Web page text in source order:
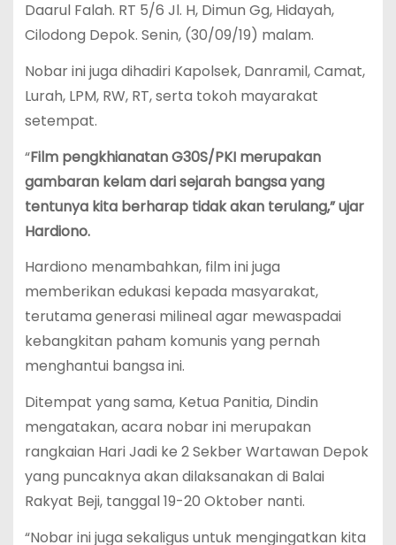
Daarul Falah. RT 5/6 Jl. H, Dimun Gg, Hidayah,
Cilodong Depok. Senin, (30/09/19) malam.
Nobar ini juga dihadiri Kapolsek, Danramil, Camat,
Lurah, LPM, RW, RT, serta tokoh mayarakat
setempat.
“Film pengkhianatan G30S/PKI merupakan
gambaran kelam dari sejarah bangsa yang
tentunya kita berharap tidak akan terulang,” ujar
Hardiono.
Hardiono menambahkan, film ini juga
memberikan edukasi kepada masyarakat,
terutama generasi milineal agar mewaspadai
kebangkitan paham komunis yang pernah
menghantui bangsa ini.
Ditempat yang sama, Ketua Panitia, Dindin
mengatakan, acara nobar ini merupakan
rangkaian Hari Jadi ke 2 Sekber Wartawan Depok
yang puncaknya akan dilaksanakan di Balai
Rakyat Beji, tanggal 19-20 Oktober nanti.
“Nobar ini juga sekaligus untuk mengingatkan kita